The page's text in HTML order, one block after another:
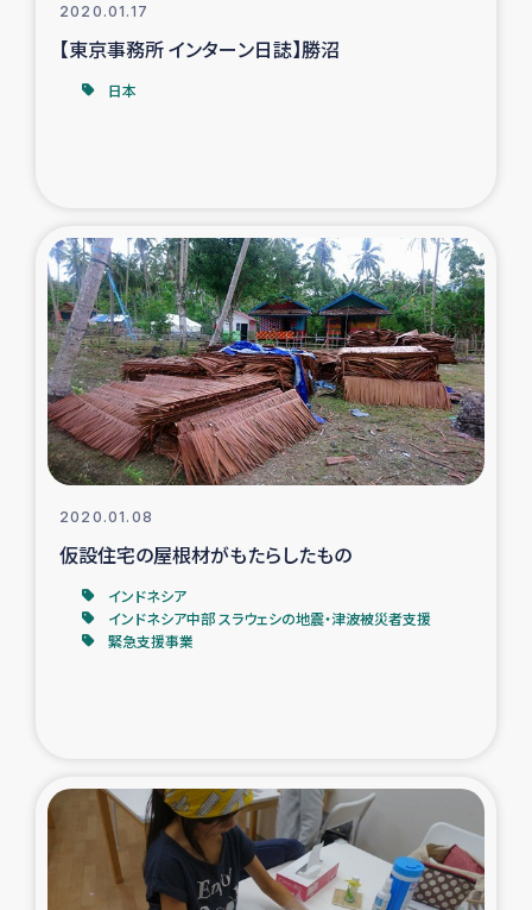
レバノンにおける緊急支援
レバノンでのシリア難民への教育支援事業
神原ゼミxパルシック
石巻市街地在宅被災者支援
復興応援隊の活動
仮設住宅生活支援・農業復興支援
漁業復興支援
インターン・ボランティア日誌
ガザ空爆被災者への食料支援と農家生産支援
ガザ地区における羊の畜産支援
2020.01.17
【東京事務所 インターン日誌】勝沼
日本
2020.01.08
仮設住宅の屋根材がもたらしたもの
インドネシア
インドネシア中部 スラウェシの地震・津波被災者支援
緊急支援事業